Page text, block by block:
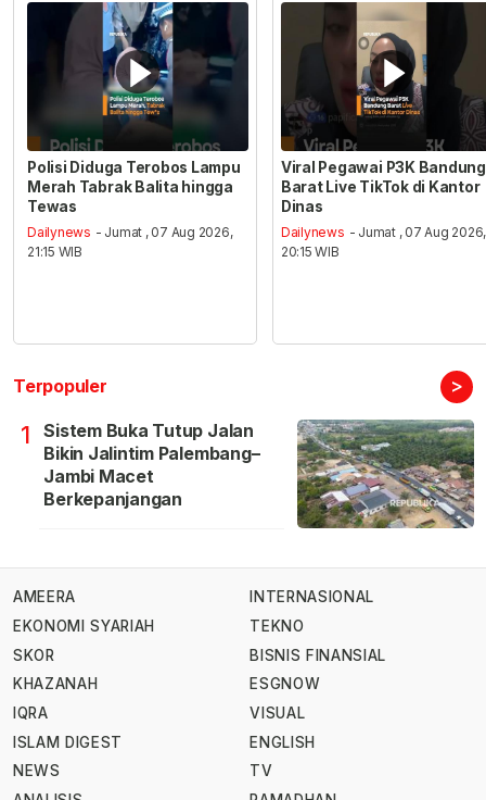
Polisi Diduga Terobos Lampu
Merah Tabrak Balita hingga
Tewas
Dailynews - Jumat , 07 Aug 2026,
21:15 WIB
Viral Pegawai P3K Bandung
Barat Live TikTok di Kantor
Dinas
Dailynews - Jumat , 07 Aug 2026,
20:15 WIB
Terpopuler >
1
Sistem Buka Tutup Jalan
Bikin Jalintim Palembang–
Jambi Macet
Berkepanjangan
AMEERA
EKONOMI SYARIAH
SKOR
KHAZANAH
IQRA
ISLAM DIGEST
NEWS
INTERNASIONAL
TEKNO
BISNIS FINANSIAL
ESGNOW
VISUAL
ENGLISH
TV